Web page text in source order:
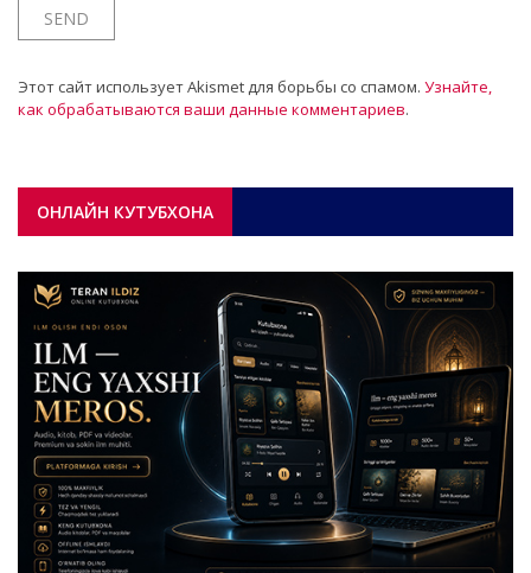
Этот сайт использует Akismet для борьбы со спамом. Узнайте,
как обрабатываются ваши данные комментариев.
ОНЛАЙН КУТУБХОНА